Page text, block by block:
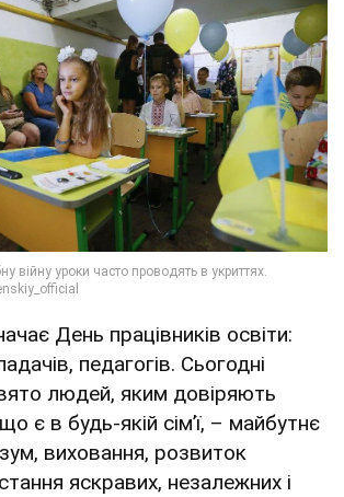
День працівників освіти:
педагогів. Сьогодні
людей, яким довіряють
є в будь-якій сімʼї, – майбутнє
виховання, розвиток
яскравих, незалежних і